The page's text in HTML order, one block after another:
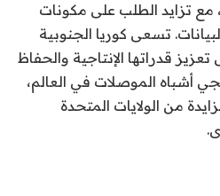
مع تزايد الطلب على مكونات
تسعى كوريا الجنوبية
قدراتها الإنتاجية والحفاظ
أشباه الموصلات في العالم،
من الولايات المتحدة